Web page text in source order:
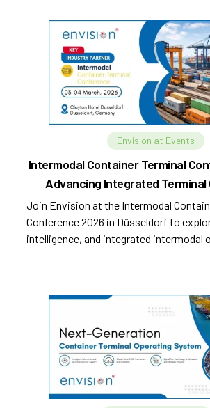
Envision at Events
Intermodal Container Terminal
Advancing Integrated Terminal
Join Envision at the Intermodal
Conference 2026 in Düsseldorf to
intelligence, and integrated intermodal